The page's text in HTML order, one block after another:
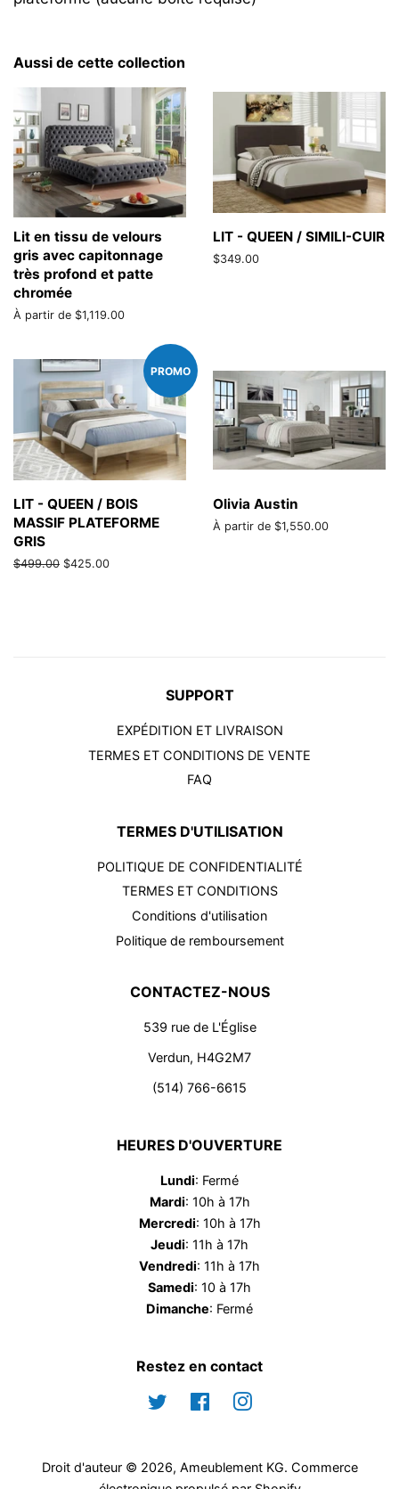
Aussi de cette collection
Lit en tissu de velours
gris avec capitonnage
très profond et patte
chromée
À partir de $1,119.00
LIT - QUEEN / SIMILI-CUIR
Prix
$349.00
PROMO
LIT - QUEEN / BOIS
MASSIF PLATEFORME
GRIS
Prix
$499.00 Prix
$425.00
Olivia Austin
À partir de $1,550.00
SUPPORT
EXPÉDITION ET LIVRAISON
TERMES ET CONDITIONS DE VENTE
FAQ
TERMES D'UTILISATION
POLITIQUE DE CONFIDENTIALITÉ
TERMES ET CONDITIONS
Conditions d'utilisation
Politique de remboursement
CONTACTEZ-NOUS
539 rue de L'Église
Verdun, H4G2M7
(514) 766-6615
HEURES D'OUVERTURE
Lundi: Fermé
Mardi: 10h à 17h
Mercredi: 10h à 17h
Jeudi: 11h à 17h
Vendredi: 11h à 17h
Samedi: 10 à 17h
Dimanche: Fermé
Restez en contact
Twitter FacebookInstagram
Droit d'auteur © 2026, Ameublement KG. Commerce